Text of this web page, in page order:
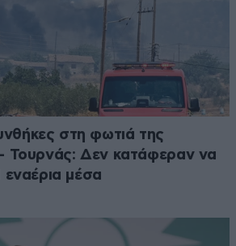
στη φωτιά της
Τουρνάς: Δεν κατάφεραν να
εναέρια μέσα